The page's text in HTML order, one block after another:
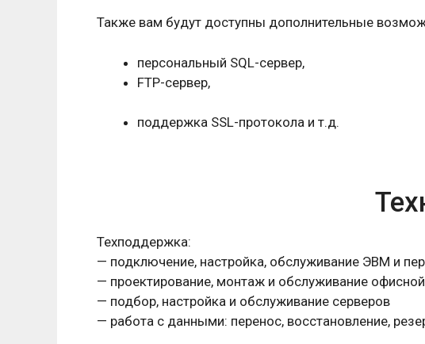
Также вам будут доступны дополнительные
персональный SQL-сервер,
FTP-сервер,
поддержка SSL-протокола и т.д.
Техподдержка:
— подключение, настройка, обслуживание ЭВМ и
— проектирование, монтаж и обслуживание
— подбор, настройка и обслуживание серверов
— работа с данными: перенос, восстановление,